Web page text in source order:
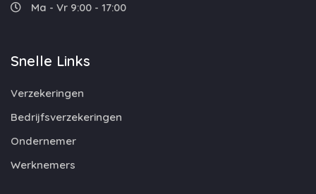
Ma - Vr 9:00 - 17:00
Snelle Links
Verzekeringen
Bedrijfsverzekeringen
Ondernemer
Werknemers